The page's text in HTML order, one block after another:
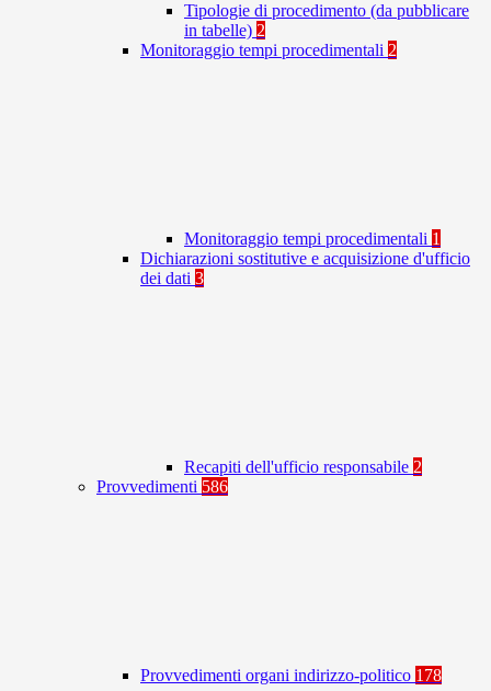
Tipologie di procedimento (da pubblicare
in tabelle) 2
Monitoraggio tempi procedimentali 2
Monitoraggio tempi procedimentali 1
Dichiarazioni sostitutive e acquisizione d'ufficio
dei dati 3
Recapiti dell'ufficio responsabile 2
Provvedimenti 586
Provvedimenti organi indirizzo-politico 178